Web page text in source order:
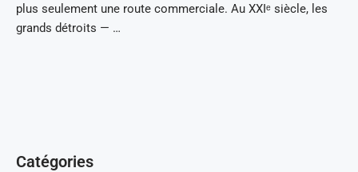
plus seulement une route commerciale. Au XXIᵉ siècle, les
grands détroits — …
Catégories